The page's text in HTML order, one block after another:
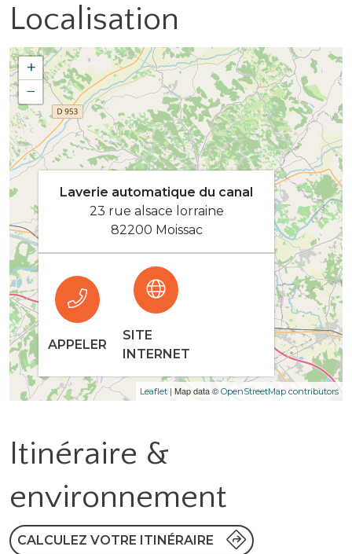
Localisation
+
−
Leaflet | Map data © OpenStreetMap contributors
Laverie automatique du canal
23 rue alsace lorraine
82200 Moissac
APPELER
SITE
INTERNET
Itinéraire &
environnement
CALCULEZ VOTRE ITINÉRAIRE